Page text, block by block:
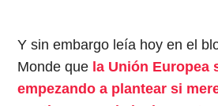
Y sin embargo leía hoy en el
Monde que la Unión Europea
empezando a plantear si